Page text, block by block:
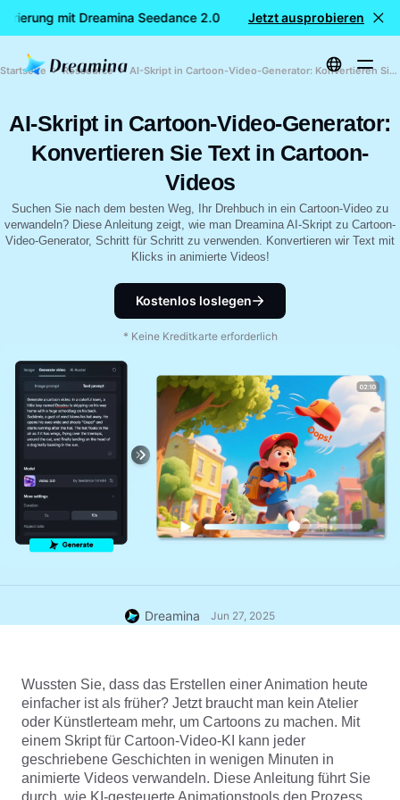
mit Dreamina Seedance 2.0 KOSTENLOSE
Jetzt ausprobieren
Startseite Ressource AI-Skript in Cartoon-Video-Generator: Konvertieren Sie Text in Cartoon-Videos
AI-Skript in Cartoon-Video-Generator:
Konvertieren Sie Text in Cartoon-
Videos
Suchen Sie nach dem besten Weg, Ihr Drehbuch in ein Cartoon-Video zu
verwandeln? Diese Anleitung zeigt, wie man Dreamina AI-Skript zu Cartoon-
Video-Generator, Schritt für Schritt zu verwenden. Konvertieren wir Text mit
Klicks in animierte Videos!
Kostenlos loslegen
* Keine Kreditkarte erforderlich
Dreamina Jun 27, 2025
Wussten Sie, dass das Erstellen einer Animation heute
einfacher ist als früher? Jetzt braucht man kein Atelier
oder Künstlerteam mehr, um Cartoons zu machen. Mit
einem Skript für Cartoon-Video-KI kann jeder
geschriebene Geschichten in wenigen Minuten in
animierte Videos verwandeln. Diese Anleitung führt Sie
durch, wie KI-gesteuerte Animationstools den Prozess